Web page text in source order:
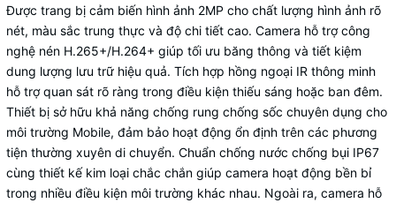
Được trang bị cảm biến hình ảnh 2MP cho chất lượng hình ảnh rõ
nét, màu sắc trung thực và độ chi tiết cao. Camera hỗ trợ công
nghệ nén H.265+/H.264+ giúp tối ưu băng thông và tiết kiệm
dung lượng lưu trữ hiệu quả. Tích hợp hồng ngoại IR thông minh
hỗ trợ quan sát rõ ràng trong điều kiện thiếu sáng hoặc ban đêm.
Thiết bị sở hữu khả năng chống rung chống sốc chuyên dụng cho
môi trường Mobile, đảm bảo hoạt động ổn định trên các phương
tiện thường xuyên di chuyển. Chuẩn chống nước chống bụi IP67
cùng thiết kế kim loại chắc chắn giúp camera hoạt động bền bỉ
trong nhiều điều kiện môi trường khác nhau. Ngoài ra, camera hỗ